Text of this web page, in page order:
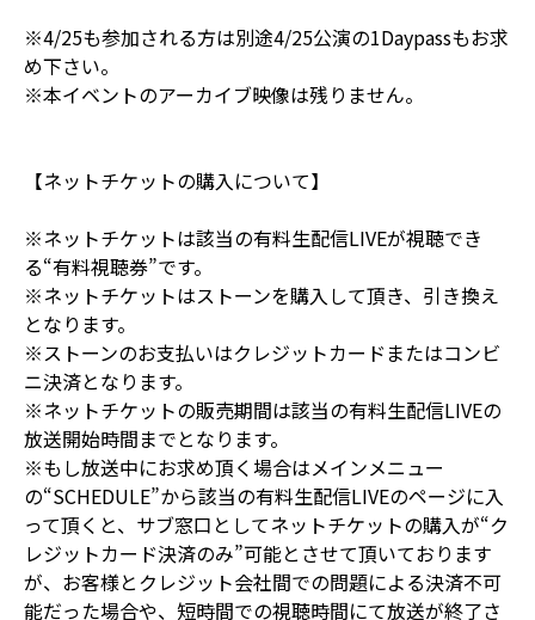
※4/25も参加される方は別途4/25公演の1Daypassもお求
め下さい。
※本イベントのアーカイブ映像は残りません。
【ネットチケットの購入について】
※ネットチケットは該当の有料生配信LIVEが視聴でき
る“有料視聴券”です。
※ネットチケットはストーンを購入して頂き、引き換え
となります。
※ストーンのお支払いはクレジットカードまたはコンビ
ニ決済となります。
※ネットチケットの販売期間は該当の有料生配信LIVEの
放送開始時間までとなります。
※もし放送中にお求め頂く場合はメインメニュー
の“SCHEDULE”から該当の有料生配信LIVEのページに入
って頂くと、サブ窓口としてネットチケットの購入が“ク
レジットカード決済のみ”可能とさせて頂いております
が、お客様とクレジット会社間での問題による決済不可
能だった場合や、短時間での視聴時間にて放送が終了さ